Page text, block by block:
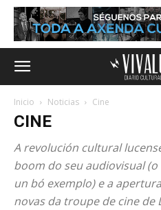
Inicio Noticias Cine
CINE
A revolución cultural
boom do seu audiovisual (o
un bó exemplo) e a
novas da troupe de cine de